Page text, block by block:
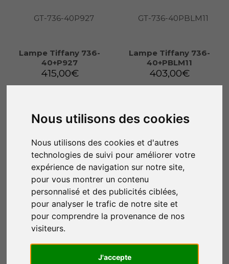
Nous utilisons des cookies
Nous utilisons des cookies et d'autres
technologies de suivi pour améliorer votre
expérience de navigation sur notre site,
pour vous montrer un contenu
personnalisé et des publicités ciblées,
pour analyser le trafic de notre site et
pour comprendre la provenance de nos
visiteurs.
J'accepte
Lampe Tiffany 736-
40+P927
415,00€
Lampe Tiffany 736-
40+PBLM11
403,00€
23+P2080
23+P4921